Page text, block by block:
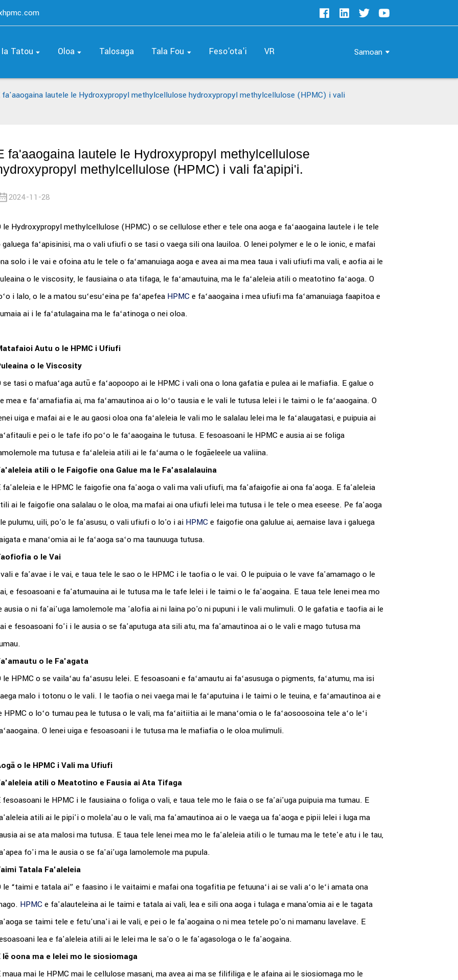
Tatou Oloa Talosaga Tala Fou Feso'ota'i VR Samoan
fa'aaogaina lautele le Hydroxypropyl methylcellulose hydroxypropyl methylcellulose (HPMC) i vali
fa'aaogaina lautele le Hydroxypropyl methylcellulose
methylcellulose (HPMC) i vali fa'apipi'i.
2024-11-28
le Hydroxypropyl methylcellulose (HPMC) o se cellulose ether e tele ona aoga e faʻaaogaina lautele i le tele
galuega faʻapisinisi, ma o vali ufiufi o se tasi o vaega sili ona lauiloa. O lenei polymer e le o le ionic, e mafai
solo i le vai e ofoina atu le tele o faʻamanuiaga aoga e avea ai ma mea taua i vali ufiufi ma vali, e aofia ai le
o le viscosity, le fausiaina o ata tifaga, le faʻamautuina, ma le faʻaleleia atili o meatotino faʻaoga. O
i lalo, o le a matou suʻesuʻeina pe faʻapefea HPMC e faʻaaogaina i mea ufiufi ma faʻamanuiaga faapitoa e
ai i le faʻatulagaina ma le faʻatinoga o nei oloa.
Autu o le HPMC i Ufiufi
o le Viscosity
se tasi o mafuaʻaga autū e faʻaopoopo ai le HPMC i vali ona o lona gafatia e pulea ai le mafiafia. E galue o
mea e faʻamafiafia ai, ma faʻamautinoa ai o loʻo tausia e le vali le tutusa lelei i le taimi o le faʻaaogaina. O
uiga e mafai ai e le au gaosi oloa ona faʻaleleia le vali mo le salalau lelei ma le faʻalaugatasi, e puipuia ai
e pei o le tafe ifo poʻo le faʻaaogaina le tutusa. E fesoasoani le HPMC e ausia ai se foliga
ma tutusa e faʻaleleia atili ai le faʻauma o le fogāeleele ua valiina.
atili o le Faigofie ona Galue ma le Fa'asalalauina
fa'aleleia e le HPMC le faigofie ona fa'aoga o vali ma vali ufiufi, ma fa'afaigofie ai ona fa'aoga. E fa'aleleia
ai le faigofie ona salalau o le oloa, ma mafai ai ona ufiufi lelei ma tutusa i le tele o mea eseese. Pe fa'aoga
pulumu, uili, po'o le fa'asusu, o vali ufiufi o lo'o i ai HPMC e faigofie ona galulue ai, aemaise lava i galuega
e manaʻomia ai le faʻaoga saʻo ma taunuuga tutusa.
o le Vai
e fa'avae i le vai, e taua tele le sao o le HPMC i le taofia o le vai. O le puipuia o le vave fa'amamago o le
e fesoasoani e fa'atumauina ai le tutusa ma le tafe lelei i le taimi o le fa'aogaina. E taua tele lenei mea mo
ausia o ni fa'ai'uga lamolemole ma 'alofia ai ni laina po'o ni pupuni i le vali mulimuli. O le gafatia e taofia ai le
e fesoasoani fo'i i le ausia o se fa'aputuga ata sili atu, ma fa'amautinoa ai o le vali e mago tutusa ma
o le Fa'agata
le HPMC o se vailaʻau faʻasusu lelei. E fesoasoani e faʻamautu ai faʻasusuga o pigments, faʻatumu, ma isi
malo i totonu o le vali. I le taofia o nei vaega mai le faʻaputuina i le taimi o le teuina, e faʻamautinoa ai e
HPMC o loʻo tumau pea le tutusa o le vali, ma faʻaitiitia ai le manaʻomia o le faʻaosoosoina tele aʻo leʻi
O lenei uiga e fesoasoani i le tutusa ma le mafiafia o le oloa mulimuli.
o le HPMC i Vali ma Ufiufi
atili o Meatotino e Fausia ai Ata Tifaga
fesoasoani le HPMC i le fausiaina o foliga o vali, e taua tele mo le faia o se fa'ai'uga puipuia ma tumau. E
atili ai le pipi'i o molela'au o le vali, ma fa'amautinoa ai o le vaega ua fa'aoga e pipii lelei i luga ma
ai se ata malosi ma tutusa. E taua tele lenei mea mo le fa'aleleia atili o le tumau ma le tete'e atu i le tau,
fo'i ma le ausia o se fa'ai'uga lamolemole ma pupula.
Tatala Fa'aleleia
le “taimi e tatala ai” e faasino i le vaitaimi e mafai ona togafitia pe fetuunaʻi ai se vali aʻo leʻi amata ona
HPMC e fa'alauteleina ai le taimi e tatala ai vali, lea e sili ona aoga i tulaga e mana'omia ai e le tagata
se taimi tele e fetu'una'i ai le vali, e pei o le fa'aogaina o ni mea tetele po'o ni mamanu lavelave. E
lea e fa'aleleia atili ai le lelei ma le sa'o o le fa'agasologa o le fa'aogaina.
lē oona ma e lelei mo le siosiomaga
maua mai le HPMC mai le cellulose masani, ma avea ai ma se filifiliga e le afaina ai le siosiomaga mo le